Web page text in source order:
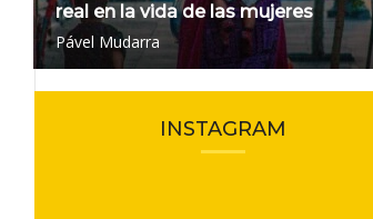
real en la vida de las mujeres
Pável Mudarra
INSTAGRAM